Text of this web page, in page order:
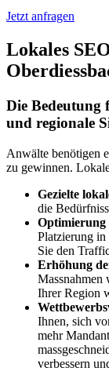
Jetzt anfragen
Lokales
Die Bedeutung
und regionale
Anwälte benötigen
zu gewinnen.
Gezielte
die
Optimierung
Platzierung in
Sie den
Erhöhung
Massnahmen
Ihrer Region
Ihnen, sich
mehr
verbessern